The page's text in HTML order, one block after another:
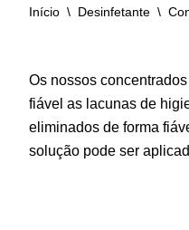
Início \ Desinfetante \
Os nossos
fiável as lacunas de
eliminados de forma
solução pode ser